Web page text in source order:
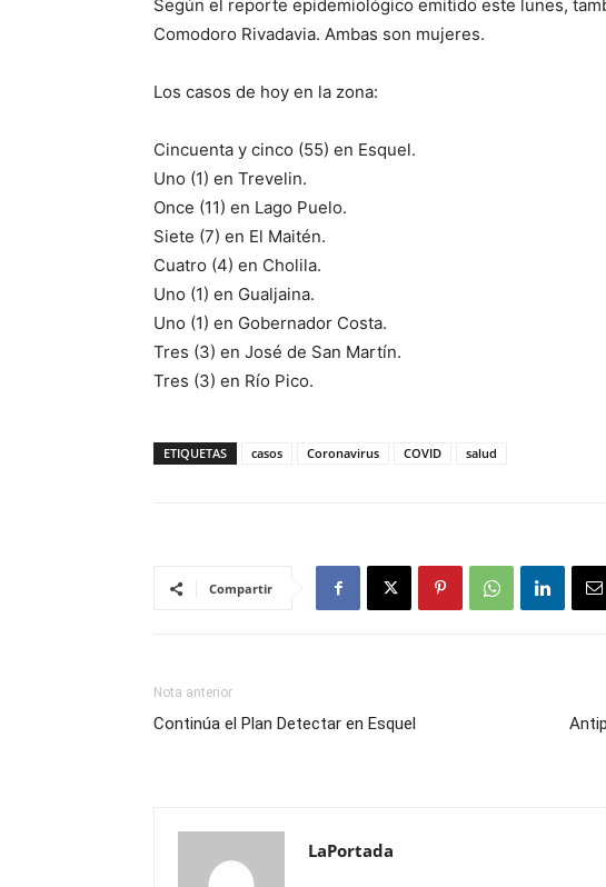
Según el reporte epidemiológico emitido este lunes,
Comodoro Rivadavia. Ambas son mujeres.
Los casos de hoy en la zona:
Cincuenta y cinco (55) en Esquel.
Uno (1) en Trevelin.
Once (11) en Lago Puelo.
Siete (7) en El Maitén.
Cuatro (4) en Cholila.
Uno (1) en Gualjaina.
Uno (1) en Gobernador Costa.
Tres (3) en José de San Martín.
Tres (3) en Río Pico.
ETIQUETAS casos Coronavirus COVID salud
Compartir
Nota anterior
Continúa el Plan Detectar en Esquel
LaPortada